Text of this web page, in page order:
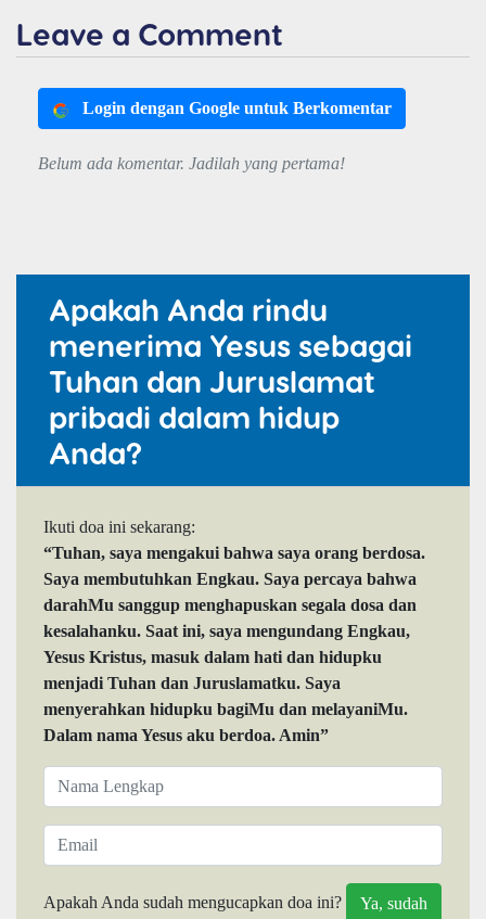
Leave a Comment
Login dengan Google untuk Berkomentar
Belum ada komentar. Jadilah yang pertama!
Apakah Anda rindu
menerima Yesus sebagai
Tuhan dan Juruslamat
pribadi dalam hidup
Anda?
Ikuti doa ini sekarang:
“Tuhan, saya mengakui bahwa saya orang berdosa.
Saya membutuhkan Engkau. Saya percaya bahwa
darahMu sanggup menghapuskan segala dosa dan
kesalahanku. Saat ini, saya mengundang Engkau,
Yesus Kristus, masuk dalam hati dan hidupku
menjadi Tuhan dan Juruslamatku. Saya
menyerahkan hidupku bagiMu dan melayaniMu.
Dalam nama Yesus aku berdoa. Amin”
Apakah Anda sudah mengucapkan doa ini?